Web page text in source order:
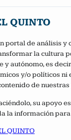
QUINTO
portal de análisis y
la cultura
y autónomo, es
y/o políticos ni
de
su apoyo
la información
QUINTO